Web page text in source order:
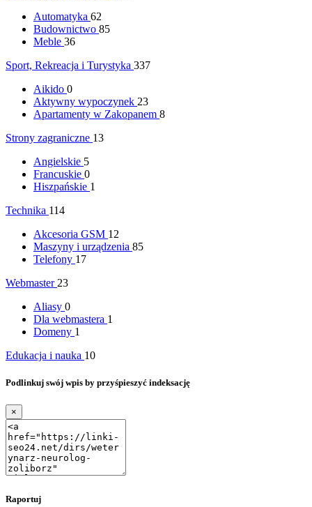
Automatyka 62
Budownictwo 85
Meble 36
Sport, Rekreacja i Turystyka 337
Aikido 0
Aktywny wypoczynek 23
Apartamenty w Zakopanem 8
Strony zagraniczne 13
Angielskie 5
Francuskie 0
Hiszpańskie 1
Technika 114
Akcesoria GSM 12
Maszyny i urządzenia 85
Telefony 17
Webmaster 23
Aliasy 0
Dla webmastera 1
Domeny 1
Edukacja i nauka 10
Podlinkuj swój wpis by przyśpieszyć indeksację
×
Raportuj